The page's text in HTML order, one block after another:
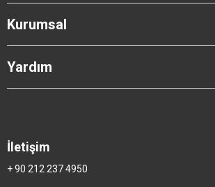
Kurumsal
Yardım
İletişim
+ 90 212 237 4950